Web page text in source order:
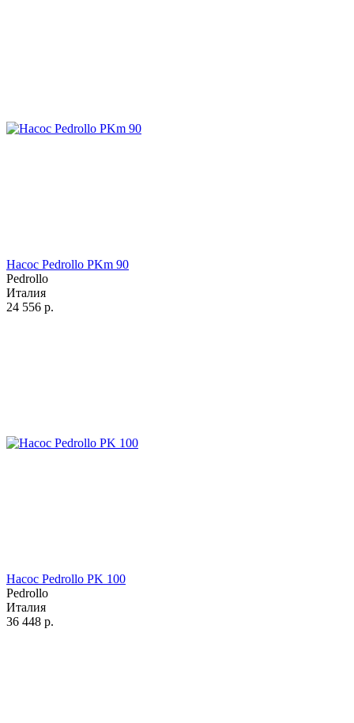
Насос Pedrollo PKm 90
Pedrollo
Италия
24 556 р.
Насос Pedrollo PK 100
Pedrollo
Италия
36 448 р.